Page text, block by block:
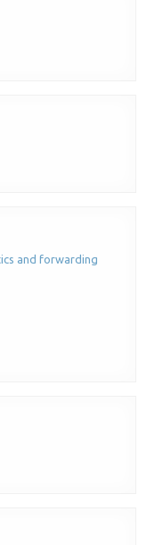
and forwarding